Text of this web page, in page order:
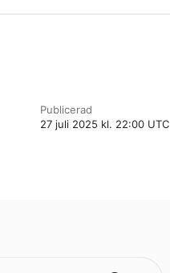
Publicerad
27 juli 2025 kl. 22:00 UTC